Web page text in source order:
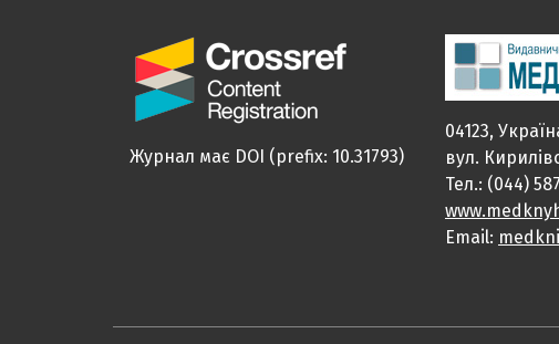
Журнал має DOI (prefix: 10.31793)
04123,
вул.
Тел.: (044)
Email: